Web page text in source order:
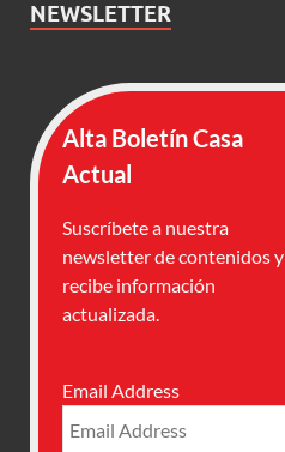
NEWSLETTER
Alta Boletín Casa
Actual
Suscríbete a nuestra
newsletter de contenidos y
recibe información
actualizada.
Email Address